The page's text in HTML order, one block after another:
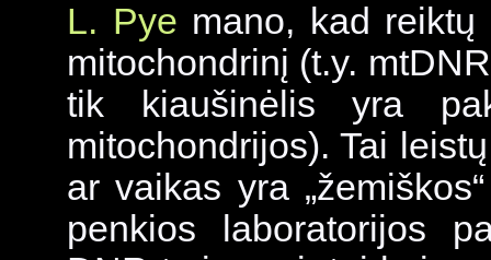
L. Pye mano, kad
mitochondrinį (t.y.
tik kiaušinėlis yra
mitochondrijos). Tai
ar vaikas yra
penkios laboratorijos